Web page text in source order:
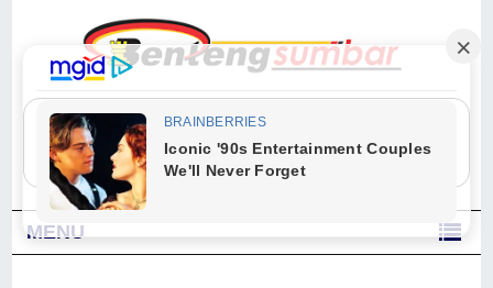
"Sesungguhnya Allah dan para malaikat-Nya berselawat untuk Nabi.
Wahai orang-orang yang beriman, berselawatlah kamu untuk Nabi dan
ucapkanlah salam dengan penuh penghormatan kepadanya." (Qs. Al
Ahzab Ayat 56)
MENU